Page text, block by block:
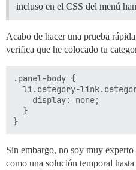
incluso en el CSS del menú
Acabo de hacer una prueba
verifica que he colocado tu
.panel-body {
li.category-
    display: none;
  }
Sin embargo, no soy muy
como una solución temporal